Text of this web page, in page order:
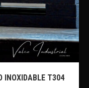
INOXIDABLE T304